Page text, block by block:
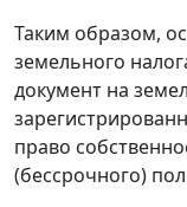
Таким образом,
земельного
документ на
право
(бессрочного)